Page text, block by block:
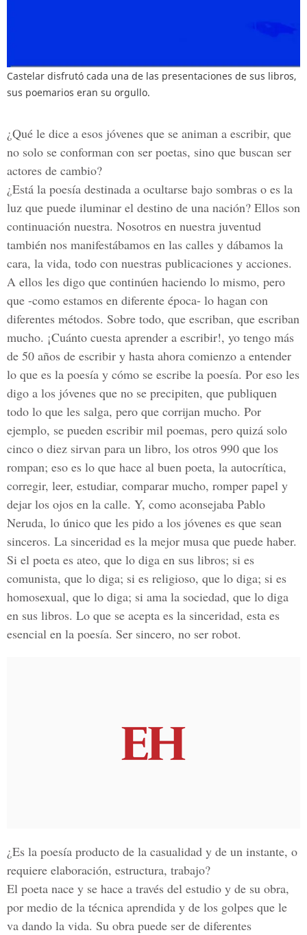
Castelar disfrutó cada una de las presentaciones de sus libros,
sus poemarios eran su orgullo.
¿Qué le dice a esos jóvenes que se animan a escribir, que
no solo se conforman con ser poetas, sino que buscan ser
actores de cambio?
¿Está la poesía destinada a ocultarse bajo sombras o es la
luz que puede iluminar el destino de una nación? Ellos son
continuación nuestra. Nosotros en nuestra juventud
también nos manifestábamos en las calles y dábamos la
cara, la vida, todo con nuestras publicaciones y acciones.
A ellos les digo que continúen haciendo lo mismo, pero
que -como estamos en diferente época- lo hagan con
diferentes métodos. Sobre todo, que escriban, que escriban
mucho. ¡Cuánto cuesta aprender a escribir!, yo tengo más
de 50 años de escribir y hasta ahora comienzo a entender
lo que es la poesía y cómo se escribe la poesía. Por eso les
digo a los jóvenes que no se precipiten, que publiquen
todo lo que les salga, pero que corrijan mucho. Por
ejemplo, se pueden escribir mil poemas, pero quizá solo
cinco o diez sirvan para un libro, los otros 990 que los
rompan; eso es lo que hace al buen poeta, la autocrítica,
corregir, leer, estudiar, comparar mucho, romper papel y
dejar los ojos en la calle. Y, como aconsejaba Pablo
Neruda, lo único que les pido a los jóvenes es que sean
sinceros. La sinceridad es la mejor musa que puede haber.
Si el poeta es ateo, que lo diga en sus libros; si es
comunista, que lo diga; si es religioso, que lo diga; si es
homosexual, que lo diga; si ama la sociedad, que lo diga
en sus libros. Lo que se acepta es la sinceridad, esta es
esencial en la poesía. Ser sincero, no ser robot.
¿Es la poesía producto de la casualidad y de un instante, o
requiere elaboración, estructura, trabajo?
El poeta nace y se hace a través del estudio y de su obra,
por medio de la técnica aprendida y de los golpes que le
va dando la vida. Su obra puede ser de diferentes